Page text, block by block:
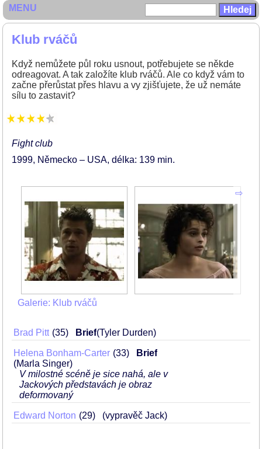
Klub rváčů
Když nemůžete půl roku usnout, potřebujete se někde
odreagovat. A tak založíte klub rváčů. Ale co když vám to
začne přerůstat přes hlavu a vy zjišťujete, že už nemáte
sílu to zastavit?
Fight club
1999 Německo – USA délka: 139 min
Galerie: Klub rváčů
Brad Pitt 35 Brief(Tyler Durden)
Helena Bonham-Carter 33
Brief
(Marla Singer)
V milostné scéně je sice nahá, ale v
Jackových představách je obraz
deformovaný
Edward Norton 29 (vypravěč Jack)
MENU